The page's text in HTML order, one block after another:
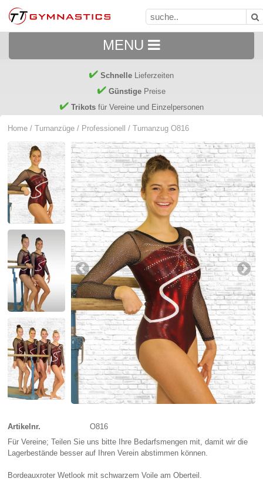
MENU
Schnelle Lieferzeiten
Günstige Preise
Trikotsfür Vereine und Einzelpersonen
Home /Turnanzüge / Professionell / Turnanzug O816
Artikelnr.
O816
Für Vereine; Teilen Sie uns bitte Ihre Bedarfsmengen mit, damit wir die
Lagerbestände besser auf Ihren Verein abstimmen können.
Bordeauxroter Wetlook mit schwarzem Voile am Oberteil.